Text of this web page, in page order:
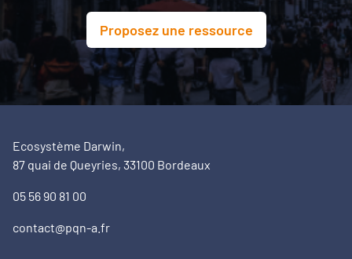
Proposez une ressource
Ecosystème Darwin,
87 quai de Queyries, 33100 Bordeaux
05 56 90 81 00
contact@pqn-a.fr